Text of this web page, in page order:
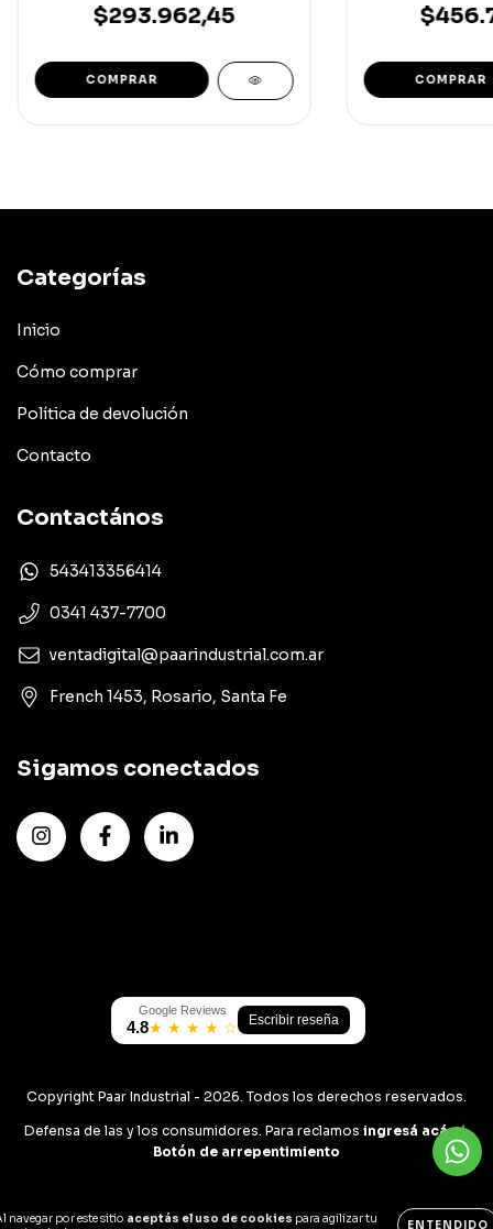
navegar por este sitio aceptás el uso de cookies para agilizar tu
ENTENDIDO
$293.962,45
Categorías
Inicio
Cómo comprar
Política de devolución
Contacto
Contactános
543413356414
0341 437-7700
ventadigital@paarindustrial.com.ar
French 1453, Rosario, Santa Fe
Sigamos conectados
Google Reviews
4.8★ ★ ★ ★ ☆ Escribir reseña
Copyright Paar Industrial - 2026. Todos los derechos reservados.
Defensa de las y los consumidores. Para reclamos ingresá acá. /
Botón de arrepentimiento